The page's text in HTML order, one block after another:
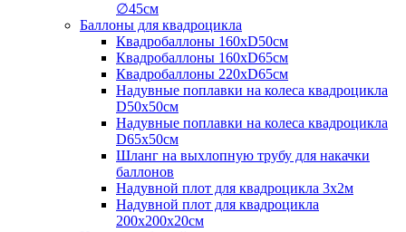
∅45см
Баллоны для квадроцикла
Квадробаллоны 160хD50см
Квадробаллоны 160хD65см
Квадробаллоны 220хD65см
Надувные поплавки на колеса квадроцикла
D50х50см
Надувные поплавки на колеса квадроцикла
D65х50см
Шланг на выхлопную трубу для накачки
баллонов
Надувной плот для квадроцикла 3х2м
Надувной плот для квадроцикла
200х200х20см